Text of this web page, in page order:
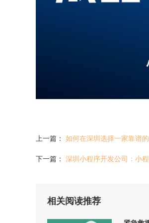
上一篇： 如何在深圳选择一家靠谱
下一篇： 深圳小程序开发公司：小
相关阅读推荐